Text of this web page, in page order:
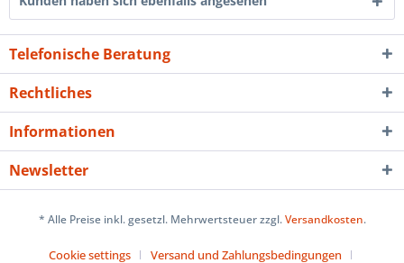
Telefonische Beratung
Rechtliches
Informationen
Newsletter
* Alle Preise inkl. gesetzl. Mehrwertsteuer zzgl.Versandkosten.
Cookie settings Versand und Zahlungsbedingungen